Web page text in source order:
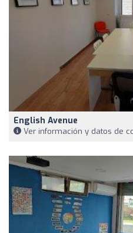
English Avenue
Ver información y datos de